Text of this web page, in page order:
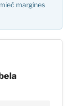
margines